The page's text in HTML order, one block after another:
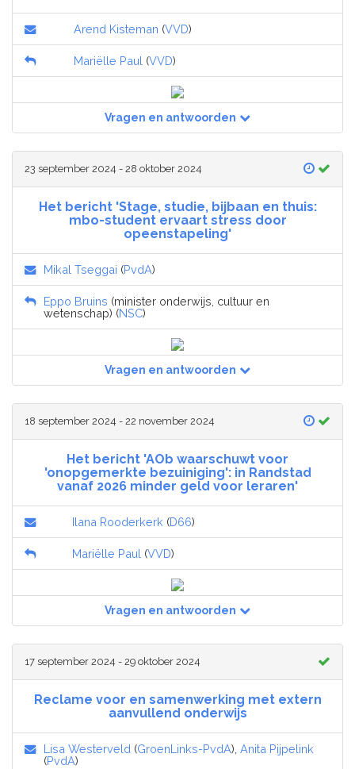
Arend Kisteman (VVD)
Mariëlle Paul (VVD)
Vragen en antwoorden
23 september 2024 - 28 oktober 2024
Het bericht 'Stage, studie, bijbaan en thuis:
mbo-student ervaart stress door
opeenstapeling'
Mikal Tseggai (PvdA)
Eppo Bruins (minister onderwijs, cultuur en
wetenschap) (NSC)
Vragen en antwoorden
18 september 2024 - 22 november 2024
Het bericht 'AOb waarschuwt voor
'onopgemerkte bezuiniging': in Randstad
vanaf 2026 minder geld voor leraren'
Ilana Rooderkerk (D66)
Mariëlle Paul (VVD)
Vragen en antwoorden
17 september 2024 - 29 oktober 2024
Reclame voor en samenwerking met extern
aanvullend onderwijs
Lisa Westerveld (GroenLinks-PvdA), Anita Pijpelink
(PvdA)